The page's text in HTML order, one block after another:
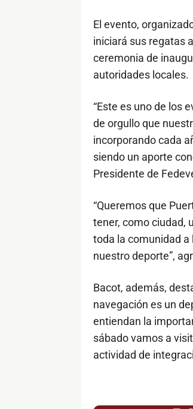
El evento,
iniciará sus regatas
ceremonia de
autoridades locales.
“Este es uno de los
de orgullo que
incorporando cada
siendo un aporte
Presidente de
“Queremos que
tener, como ciudad,
toda la comunidad a
nuestro deporte”,
Bacot, además,
navegación es un
entiendan la
sábado vamos a
actividad de